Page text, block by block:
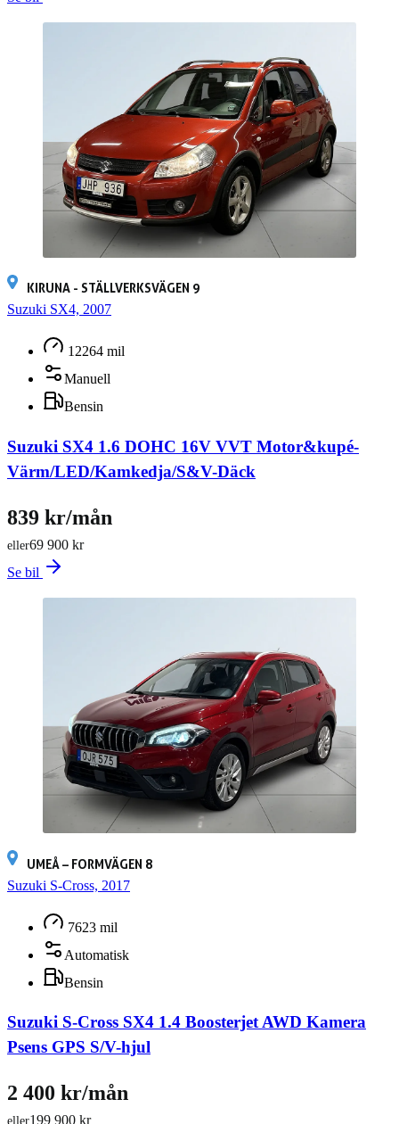
KIRUNA - STÄLLVERKSVÄGEN 9
Suzuki SX4, 2007
12264 mil
Manuell
Bensin
Suzuki SX4 1.6 DOHC 16V VVT Motor&kupé-
Värm/LED/Kamkedja/S&V-Däck
69 900 kr
eller
839 kr/mån
Se bil
UMEÅ – FORMVÄGEN 8
Suzuki S-Cross, 2017
7623 mil
Automatisk
Bensin
Suzuki S-Cross SX4 1.4 Boosterjet AWD Kamera
Psens GPS S/V-hjul
199 900 kr
eller
2 400 kr/mån